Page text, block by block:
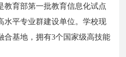
教育部第一批教育信息化试点
水平专业群建设单位。学校现
合基地，拥有3个国家级高技能